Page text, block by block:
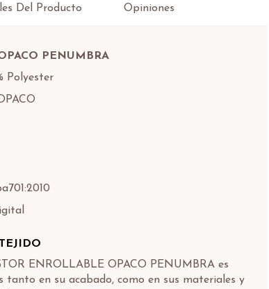
Del Producto Opiniones
PENUMBRA
Polyester
ENROLLABLE OPACO PENUMBRA es
tanto en su acabado, como en sus materiales y